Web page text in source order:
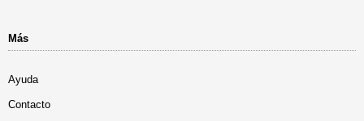
Más
Ayuda
Contacto